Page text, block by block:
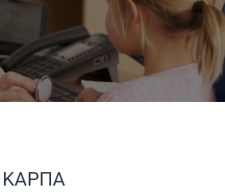
ΚΑΡΠΑ